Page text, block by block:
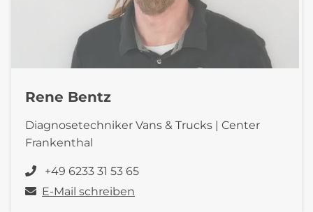
Rene Bentz
Diagnosetechniker Vans & Trucks | Center
Frankenthal
+49 6233 31 53 65
E-Mail schreiben